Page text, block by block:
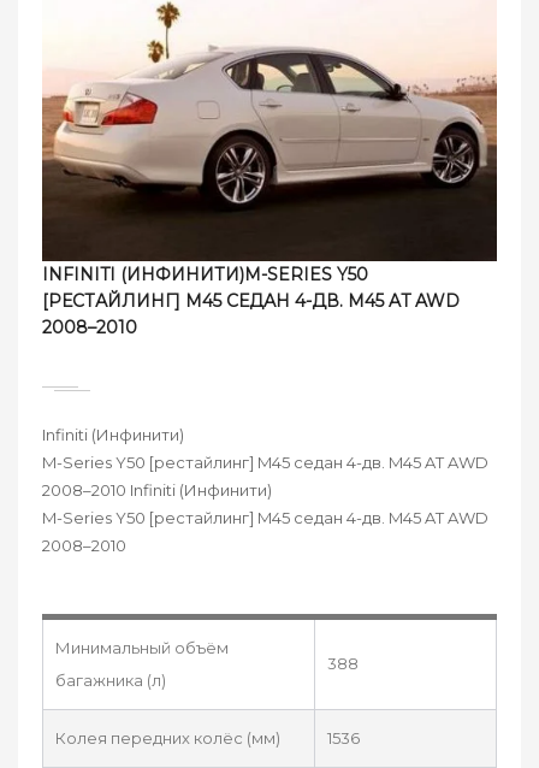
INFINITI (ИНФИНИТИ)M-SERIES Y50
[РЕСТАЙЛИНГ] M45 СЕДАН 4-ДВ. M45 AT AWD
2008–2010
Infiniti (Инфинити)
M-Series Y50 [рестайлинг] M45 седан 4-дв. M45 AT AWD
2008–2010 Infiniti (Инфинити)
M-Series Y50 [рестайлинг] M45 седан 4-дв. M45 AT AWD
2008–2010
Минимальный объём
багажника (л)
388
Колея передних колёс (мм) 1536